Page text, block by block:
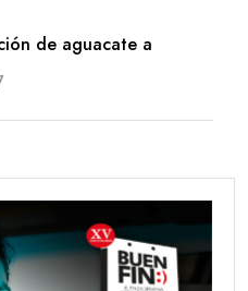
de aguacate a